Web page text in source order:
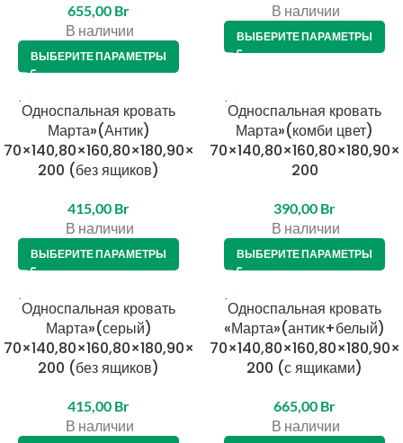
655,00 Br
В наличии
ВЫБЕРИТЕ ПАРАМЕТРЫ
В наличии
ВЫБЕРИТЕ ПАРАМЕТРЫ
Односпальная кровать
Марта»(Антик)
70×140,80×160,80×180,90×
200 (без ящиков)
415,00 Br
В наличии
ВЫБЕРИТЕ ПАРАМЕТРЫ
Односпальная кровать
Марта»(комби цвет)
70×140,80×160,80×180,90×
200
390,00 Br
В наличии
ВЫБЕРИТЕ ПАРАМЕТРЫ
Односпальная кровать
Марта»(серый)
70×140,80×160,80×180,90×
200 (без ящиков)
415,00 Br
В наличии
Односпальная кровать
«Марта»(антик+белый)
70×140,80×160,80×180,90×
200 (с ящиками)
665,00 Br
В наличии